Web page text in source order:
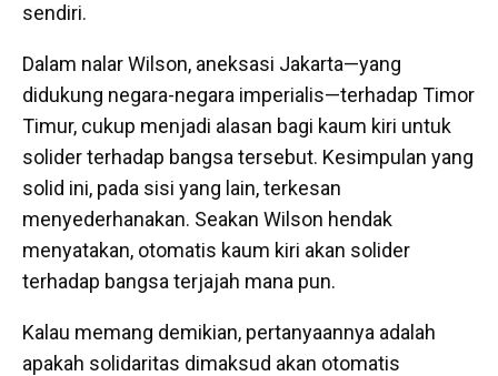
sendiri.
Dalam nalar Wilson, aneksasi Jakarta—yang
didukung negara-negara imperialis—terhadap Timor
Timur, cukup menjadi alasan bagi kaum kiri untuk
solider terhadap bangsa tersebut. Kesimpulan yang
solid ini, pada sisi yang lain, terkesan
menyederhanakan. Seakan Wilson hendak
menyatakan, otomatis kaum kiri akan solider
terhadap bangsa terjajah mana pun.
Kalau memang demikian, pertanyaannya adalah
apakah solidaritas dimaksud akan otomatis